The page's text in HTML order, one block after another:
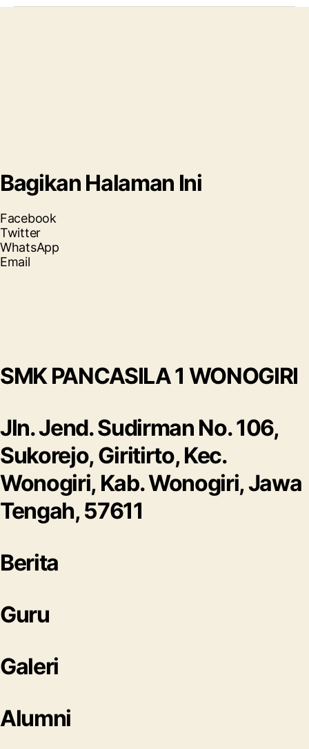
Bagikan Halaman Ini
Facebook
Twitter
WhatsApp
Email
SMK PANCASILA 1 WONOGIRI
Jln. Jend. Sudirman No. 106,
Sukorejo, Giritirto, Kec.
Wonogiri, Kab. Wonogiri, Jawa
Tengah, 57611
Berita
Guru
Galeri
Alumni